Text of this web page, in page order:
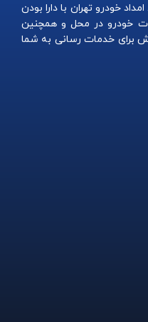
خودرو تهران با دارا بودن
خودرو در محل و همچنین
برای خدمات رسانی به شما